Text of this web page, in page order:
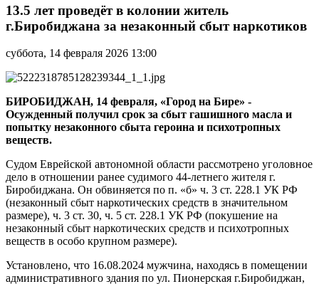
лет
проведёт
в
житель
г.Биробиджана
за
незаконный
сбыт
наркотиков
13.5 лет проведёт в колонии житель
г.Биробиджана за незаконный сбыт наркотиков
суббота, 14 февраля 2026 13:00
БИРОБИДЖАН, 14 февраля, «Город на Бире» -
Осужденный получил срок за сбыт гашишного масла и
попытку незаконного сбыта героина и психотропных
веществ.
Судом Еврейской автономной области рассмотрено уголовное
дело в отношении ранее судимого 44-летнего жителя г.
Биробиджана. Он обвиняется по п. «б» ч. 3 ст. 228.1 УК РФ
(незаконный сбыт наркотических средств в значительном
размере), ч. 3 ст. 30, ч. 5 ст. 228.1 УК РФ (покушение на
незаконный сбыт наркотических средств и психотропных
веществ в особо крупном размере).
Установлено, что 16.08.2024 мужчина, находясь в помещении
административного здания по ул. Пионерская г.Биробиджан,